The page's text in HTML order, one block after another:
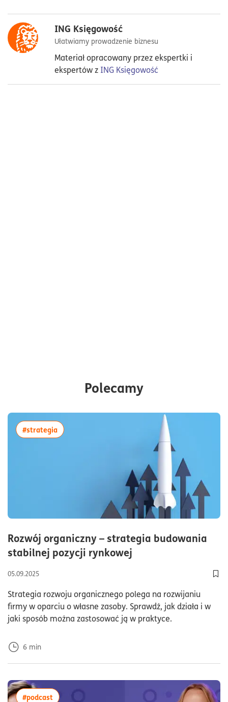
ING Księgowość
Ułatwiamy prowadzenie biznesu
Materiał opracowany przez ekspertki i
ekspertów z ING Księgowość
Polecamy
Rozwój organiczny – strategia budowania
stabilnej pozycji rynkowej
05.09.2025
Strategia rozwoju organicznego polega na rozwijaniu
firmy w oparciu o własne zasoby. Sprawdź, jak działa i w
jaki sposób można zastosować ją w praktyce.
6 min
#strategiawięcej artykułów z tagiem:#strategia
#podcast więcej artykułów z tagiem:#podcast